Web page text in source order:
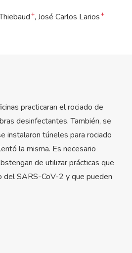
+ José Carlos Larios +
practicaran el rociado de
desinfectantes. También, se
instalaron túneles para rociado
la misma. Es necesario
de utilizar prácticas que
del SARS-CoV-2 y que pueden